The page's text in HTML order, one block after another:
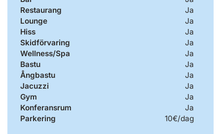
Restaurang
Ja
Lounge
Ja
Hiss
Ja
Skidförvaring
Ja
Wellness/Spa
Ja
Bastu
Ja
Ångbastu
Ja
Jacuzzi
Ja
Gym
Ja
Konferansrum
Ja
Parkering
10€/dag